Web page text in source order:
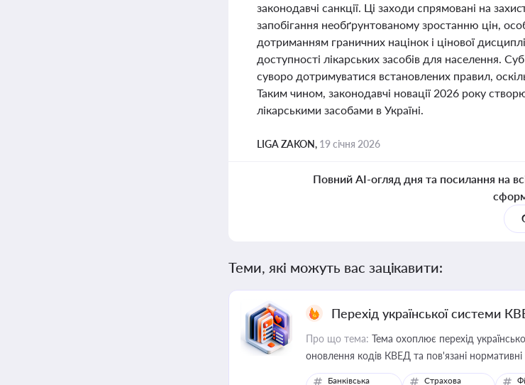
законодавчі санкції. Ці заходи спрямовані на
запобігання необґрунтованому зростанню цін,
дотриманням граничних націнок і цінової
доступності лікарських засобів для населення.
суворо дотримуватися встановлених правил,
Таким чином, законодавчі новації 2026 року
лікарськими засобами в Україні.
LIGA ZAKON, 19 січня 2026
Повний AI-огляд дня та посилання на
Теми, які можуть вас зацікавити:
Перехід української системи
Про що тема: Тема охоплює перехід
оновлення кодів КВЕД та пов'язані нормативні
Банківська
Страхова